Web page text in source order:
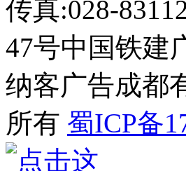
传真:028-
47号中国铁建
纳客广告成都
所有 蜀ICP备